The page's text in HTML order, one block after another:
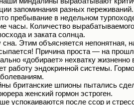
запоминания разных переживаний.
пребывание в недельном
часы. Количество
и заката солнца.
сна. Этим объясняется непонятная,
Причина проста — на
«добирает» нехватку жизненно
работу эндокринной системы.
британские шпионы пытались
женский гормон эстроген.
успокаиваются после ссор и